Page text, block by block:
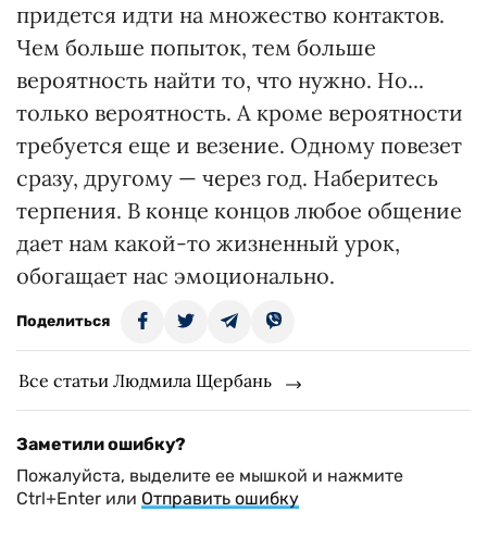
придется идти на множество контактов.
Чем больше попыток, тем больше
вероятность найти то, что нужно. Но...
только вероятность. А кроме вероятности
требуется еще и везение. Одному повезет
сразу, другому — через год. Наберитесь
терпения. В конце концов любое общение
дает нам какой-то жизненный урок,
обогащает нас эмоционально.
Поделиться
Все статьи Людмила Щербань
Заметили ошибку?
Пожалуйста, выделите ее мышкой и нажмите
Ctrl+Enter или Отправить ошибку